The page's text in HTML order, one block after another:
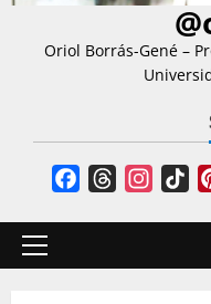
Oriol Borrás-Gené –
FacebookThreads
Menú